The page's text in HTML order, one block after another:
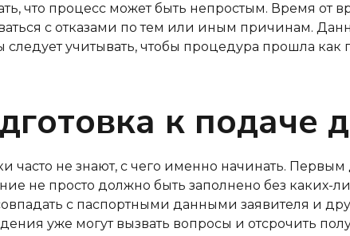
что процесс может быть непростым. Время от
с отказами по тем или иным причинам.
следует учитывать, чтобы процедура прошла как
к подаче
часто не знают, с чего именно начинать.
не просто должно быть заполнено без
с паспортными данными заявителя и
уже могут вызвать вопросы и отсрочить